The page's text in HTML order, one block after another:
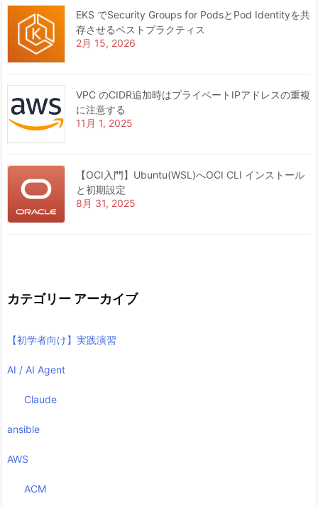
EKS でSecurity Groups for PodsとPod Identityを共
存させるベストプラクティス
2月 15, 2026
VPC のCIDR追加時はプライベートIPアドレスの重複
に注意する
11月 1, 2025
【OCI入門】Ubuntu(WSL)へOCI CLI インストール
と初期設定
8月 31, 2025
カテゴリー アーカイブ
【初学者向け】実践演習
AI / AI Agent
Claude
ansible
AWS
ACM